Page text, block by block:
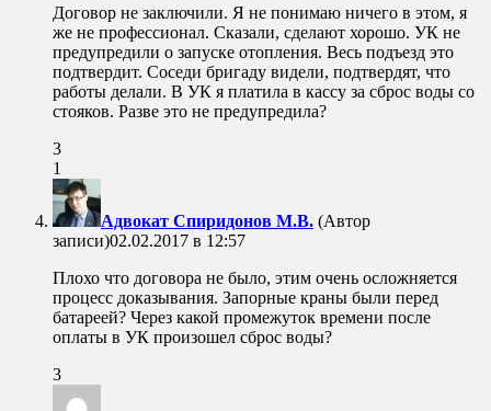
Договор не заключили. Я не понимаю ничего в этом, я
же не профессионал. Сказали, сделают хорошо. УК не
предупредили о запуске отопления. Весь подъезд это
подтвердит. Соседи бригаду видели, подтвердят, что
работы делали. В УК я платила в кассу за сброс воды со
стояков. Разве это не предупредила?
3
1
Адвокат Спиридонов М.В. (Автор
записи)02.02.2017 в 12:57
Плохо что договора не было, этим очень осложняется
процесс доказывания. Запорные краны были перед
батареей? Через какой промежуток времени после
оплаты в УК произошел сброс воды?
3